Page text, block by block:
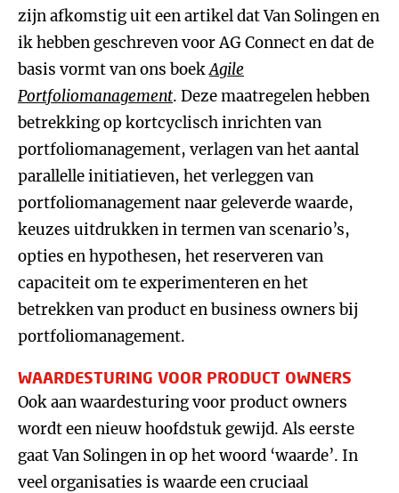
zijn afkomstig uit een artikel dat Van Solingen en
ik hebben geschreven voor AG Connect en dat de
basis vormt van ons boekAgile
Portfoliomanagement. Deze maatregelen hebben
betrekking op kortcyclisch inrichten van
portfoliomanagement, verlagen van het aantal
parallelle initiatieven, het verleggen van
portfoliomanagement naar geleverde waarde,
keuzes uitdrukken in termen van scenario’s,
opties en hypothesen, het reserveren van
capaciteit om te experimenteren en het
betrekken van product en business owners bij
portfoliomanagement.
WAARDESTURING VOOR PRODUCT OWNERS
Ook aan waardesturing voor product owners
wordt een nieuw hoofdstuk gewijd. Als eerste
gaat Van Solingen in op het woord ‘waarde’. In
veel organisaties is waarde een cruciaal